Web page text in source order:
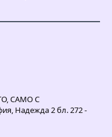
САМО С
Надежда 2 бл. 272 -